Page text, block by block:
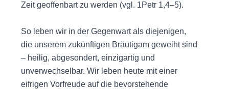
Zeit geoffenbart zu werden (vgl. 1Petr 1,4–5).
So leben wir in der Gegenwart als diejenigen,
die unserem zukünftigen Bräutigam geweiht sind
– heilig, abgesondert, einzigartig und
unverwechselbar. Wir leben heute mit einer
eifrigen Vorfreude auf die bevorstehende